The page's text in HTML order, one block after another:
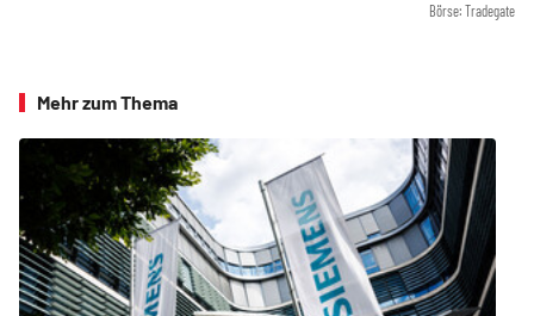
Börse: Tradegate
Mehr zum Thema